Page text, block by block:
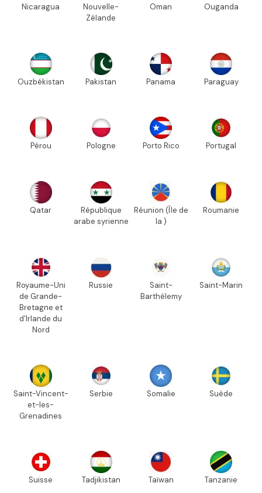
Nicaragua
Nouvelle-
Zélande
Oman Ouganda
Ouzbékistan Pakistan Panama Paraguay
Pérou Pologne Porto Rico Portugal
Qatar
République
arabe syrienne
Réunion (Île de
la )
Roumanie
Royaume-Uni
de Grande-
Bretagne et
d'Irlande du
Nord
Russie
Saint-
Barthélemy
Saint-Marin
Saint-Vincent-
et-les-
Grenadines
Serbie Somalie Suède
Suisse Tadjikistan Taïwan Tanzanie